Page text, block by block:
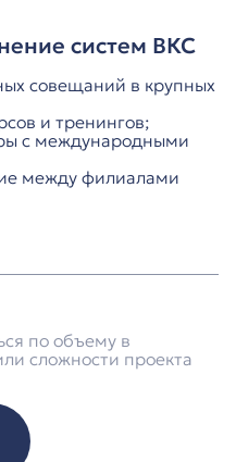
систем ВКС
совещаний в крупных
и тренингов;
с международными
между филиалами
по объему в
сложности проекта